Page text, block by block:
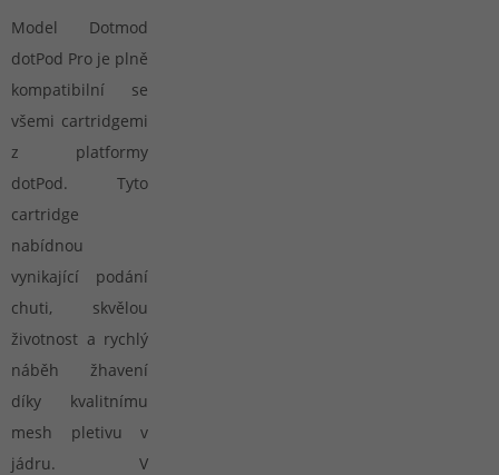
Model Dotmod
dotPod Pro je plně
kompatibilní se
všemi cartridgemi
z platformy
dotPod. Tyto
cartridge
nabídnou
vynikající podání
chuti, skvělou
životnost a rychlý
náběh žhavení
díky kvalitnímu
mesh pletivu v
jádru. V